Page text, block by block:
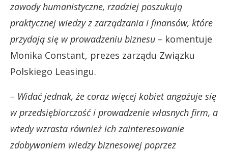
zawody humanistyczne, rzadziej poszukują
praktycznej wiedzy z zarządzania i finansów, które
przydają się w prowadzeniu biznesu – komentuje
Monika Constant, prezes zarządu Związku
Polskiego Leasingu.
– Widać jednak, że coraz więcej kobiet angażuje się
w przedsiębiorczość i prowadzenie własnych firm, a
wtedy wzrasta również ich zainteresowanie
zdobywaniem wiedzy biznesowej poprzez